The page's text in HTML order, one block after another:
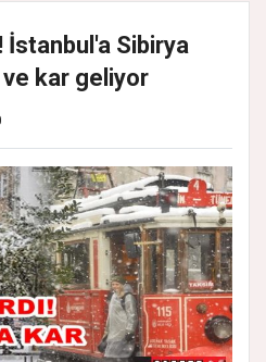
İstanbul'a Sibirya
ve kar geliyor